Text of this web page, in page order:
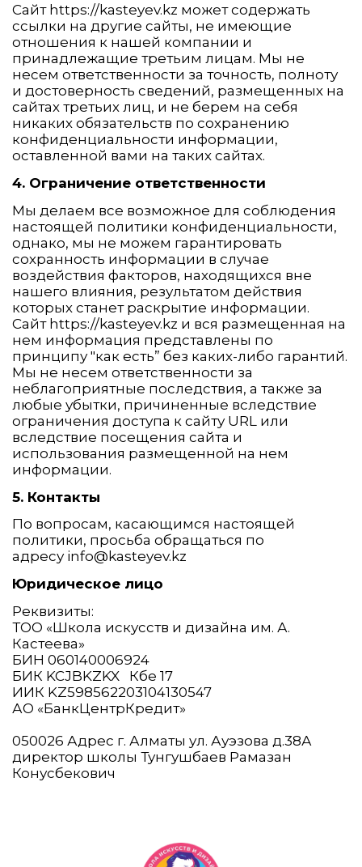
Сайт https://kasteyev.kz может содержать
ссылки на другие сайты, не имеющие
отношения к нашей компании и
принадлежащие третьим лицам. Мы не
несем ответственности за точность, полноту
и достоверность сведений, размещенных на
сайтах третьих лиц, и не берем на себя
никаких обязательств по сохранению
конфиденциальности информации,
оставленной вами на таких сайтах.
4. Ограничение ответственности
Мы делаем все возможное для соблюдения
настоящей политики конфиденциальности,
однако, мы не можем гарантировать
сохранность информации в случае
воздействия факторов, находящихся вне
нашего влияния, результатом действия
которых станет раскрытие информации.
Сайт https://kasteyev.kz и вся размещенная на
нем информация представлены по
принципу "как есть” без каких-либо гарантий.
Мы не несем ответственности за
неблагоприятные последствия, а также за
любые убытки, причиненные вследствие
ограничения доступа к сайту URL или
вследствие посещения сайта и
использования размещенной на нем
информации.
5. Контакты
По вопросам, касающимся настоящей
политики, просьба обращаться по
адресу info@kasteyev.kz
Юридическое лицо
Реквизиты:
ТОО «Школа искусств и дизайна им. А.
Кастеева»
БИН 060140006924
БИК KCJBKZKX Кбе 17
ИИК KZ598562203104130547
АО «БанкЦентрКредит»
050026 Адрес г. Алматы ул. Ауэзова д.38А
директор школы Тунгушбаев Рамазан
Конусбекович